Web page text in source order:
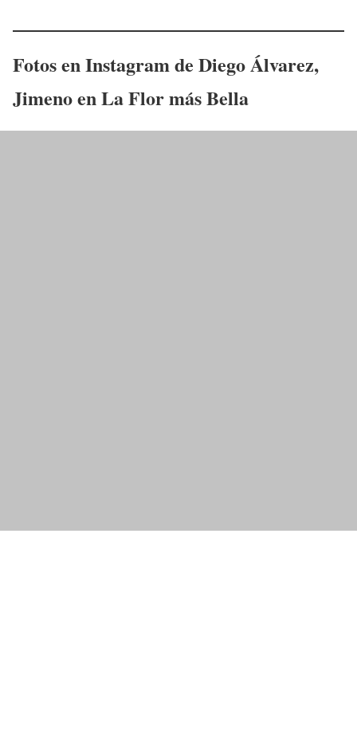
Fotos en Instagram de Diego Álvarez,
JimenoenLa Flor más Bella